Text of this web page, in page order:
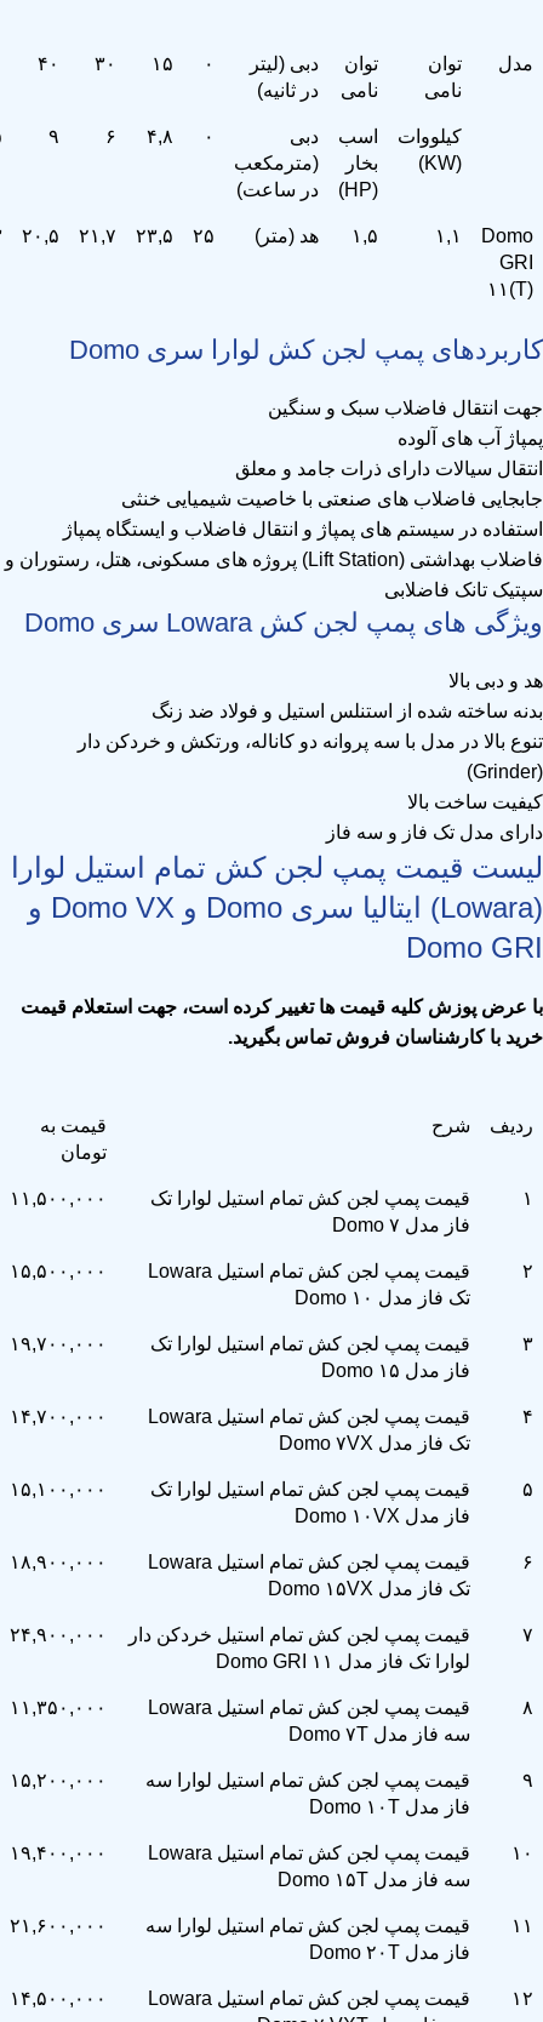
مدل
توان
نامی
توان
نامی
دبی (لیتر
در ثانیه)
۰ ۱۵ ۳۰ ۴۰
کیلووات
(KW)
اسب
بخار
(HP)
دبی
(مترمکعب
در ساعت)
۰ ۴,۸ ۶ ۹
Domo
GRI
۱۱(T)
۱,۱ ۱,۵ هد (متر) ۲۵ ۲۳,۵ ۲۱,۷ ۲۰,۵
کاربردهای پمپ لجن کش لوارا سری Domo
جهت انتقال فاضلاب سبک و سنگین
پمپاژ آب های آلوده
انتقال سیالات دارای ذرات جامد و معلق
جابجایی فاضلاب های صنعتی با خاصیت شیمیایی خنثی
استفاده در سیستم های پمپاژ و انتقال فاضلاب و ایستگاه پمپاژ
فاضلاب بهداشتی (Lift Station) پروژه های مسکونی، هتل، رستوران و
سپتیک تانک فاضلابی
ویژگی های پمپ لجن کش Lowara سری Domo
هد و دبی بالا
بدنه ساخته شده از استنلس استیل و فولاد ضد زنگ
تنوع بالا در مدل با سه پروانه دو کاناله، ورتکش و خردکن دار
(Grinder)
کیفیت ساخت بالا
دارای مدل تک فاز و سه فاز
لیست قیمت پمپ لجن کش تمام استیل لوارا
(Lowara) ایتالیا سری Domo و Domo VX و
Domo GRI
با عرض پوزش کلیه قیمت ها تغییر کرده است، جهت استعلام قیمت
خرید با کارشناسان فروش تماس بگیرید.
ردیف شرح
قیمت به
تومان
۱
قیمت پمپ لجن کش تمام استیل لوارا تک
فاز مدل Domo ۷
۱۱,۵۰۰,۰۰۰
۲
قیمت پمپ لجن کش تمام استیل Lowara
تک فاز مدل Domo ۱۰
۱۵,۵۰۰,۰۰۰
۳
قیمت پمپ لجن کش تمام استیل لوارا تک
فاز مدل Domo ۱۵
۱۹,۷۰۰,۰۰۰
۴
قیمت پمپ لجن کش تمام استیل Lowara
تک فاز مدل Domo ۷VX
۱۴,۷۰۰,۰۰۰
۵
قیمت پمپ لجن کش تمام استیل لوارا تک
فاز مدل Domo ۱۰VX
۱۵,۱۰۰,۰۰۰
۶
قیمت پمپ لجن کش تمام استیل Lowara
تک فاز مدل Domo ۱۵VX
۱۸,۹۰۰,۰۰۰
۷
قیمت پمپ لجن کش تمام استیل خردکن دار
لوارا تک فاز مدل Domo GRI ۱۱
۲۴,۹۰۰,۰۰۰
۸
قیمت پمپ لجن کش تمام استیل Lowara
سه فاز مدل Domo ۷T
۱۱,۳۵۰,۰۰۰
۹
قیمت پمپ لجن کش تمام استیل لوارا سه
فاز مدل Domo ۱۰T
۱۵,۲۰۰,۰۰۰
۱۰
قیمت پمپ لجن کش تمام استیل Lowara
سه فاز مدل Domo ۱۵T
۱۹,۴۰۰,۰۰۰
۱۱
قیمت پمپ لجن کش تمام استیل لوارا سه
فاز مدل Domo ۲۰T
۲۱,۶۰۰,۰۰۰
۱۲
قیمت پمپ لجن کش تمام استیل Lowara
۱۴,۵۰۰,۰۰۰